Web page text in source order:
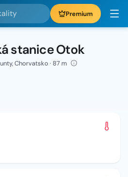
Premium
stanice Otok
Chorvatsko · 87 m